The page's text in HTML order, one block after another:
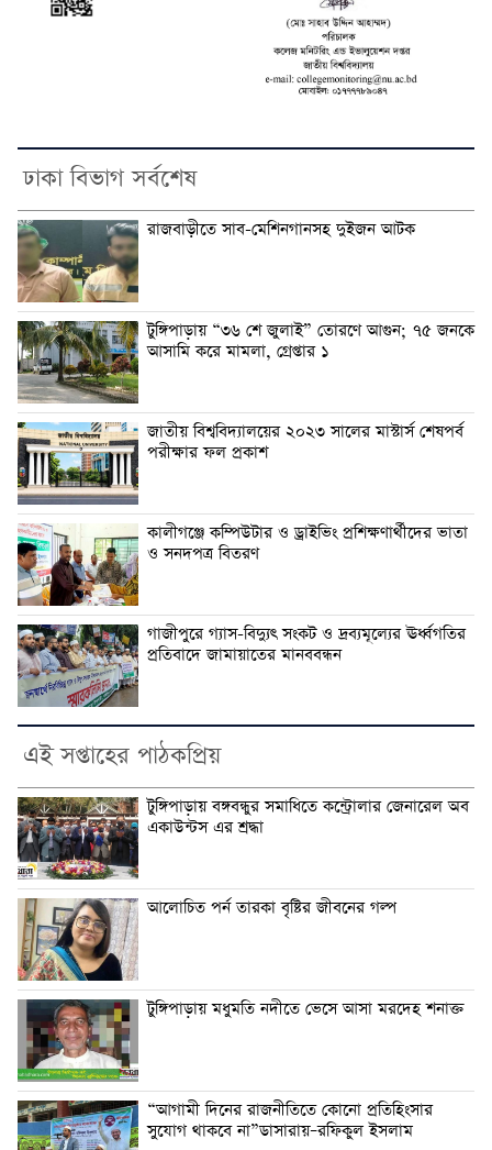
ঢাকা বিভাগ সর্বশেষ
রাজবাড়ীতে সাব-মেশিনগানসহ দুইজন আটক
টুঙ্গিপাড়ায় “৩৬ শে জুলাই” তোরণে আগুন; ৭৫ জনকে
আসামি করে মামলা, গ্রেপ্তার ১
জাতীয় বিশ্ববিদ্যালয়ের ২০২৩ সালের মাস্টার্স শেষপর্ব
পরীক্ষার ফল প্রকাশ
কালীগঞ্জে কম্পিউটার ও ড্রাইভিং প্রশিক্ষণার্থীদের ভাতা
ও সনদপত্র বিতরণ
গাজীপুরে গ্যাস-বিদ্যুৎ সংকট ও দ্রব্যমূল্যের ঊর্ধ্বগতির
প্রতিবাদে জামায়াতের মানববন্ধন
এই সপ্তাহের পাঠকপ্রিয়
টুঙ্গিপাড়ায় বঙ্গবন্ধুর সমাধিতে কন্ট্রোলার জেনারেল অব
একাউন্টস এর শ্রদ্ধা
আলোচিত পর্ন তারকা বৃষ্টির জীবনের গল্প
টুঙ্গিপাড়ায় মধুমতি নদীতে ভেসে আসা মরদেহ শনাক্ত
“আগামী দিনের রাজনীতিতে কোনো প্রতিহিংসার
সুযোগ থাকবে না”ডাসারায়–রফিকুল ইসলাম